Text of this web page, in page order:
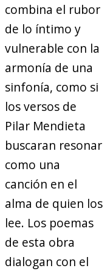
combina el rubor
de lo íntimo y
vulnerable con la
armonía de una
sinfonía, como si
los versos de
Pilar Mendieta
buscaran resonar
como una
canción en el
alma de quien los
lee. Los poemas
de esta obra
dialogan con el